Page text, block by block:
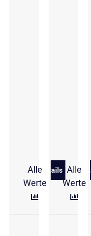
Alle
Werte
Details
zu Alle
Werte